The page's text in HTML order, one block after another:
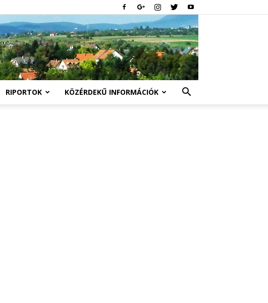
RIPORTOK KÖZÉRDEKŰ INFORMÁCIÓK